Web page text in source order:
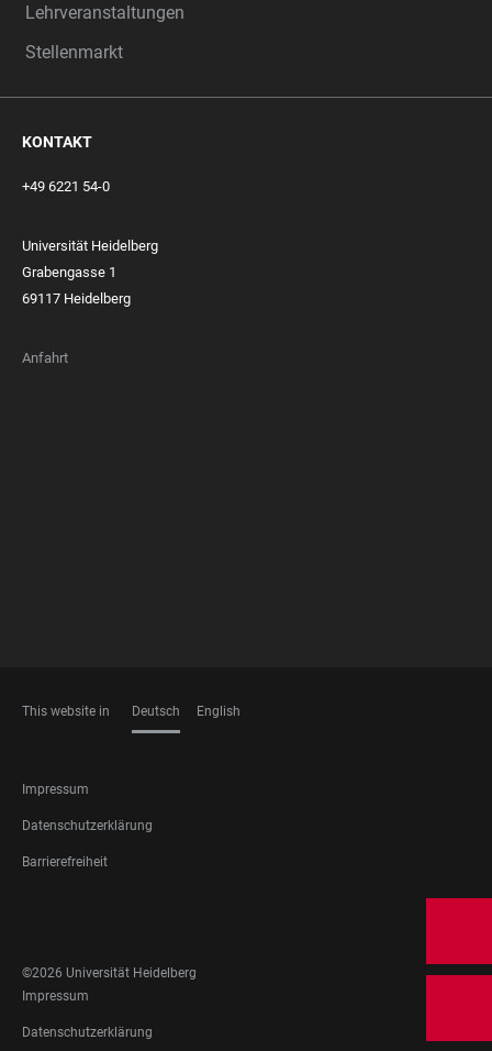
Lehrveranstaltungen
Stellenmarkt
KONTAKT
+49 6221 54-0
Universität Heidelberg
Grabengasse 1
69117 Heidelberg
Anfahrt
This website in Deutsch English
FOOTER
LEGAL
Impressum
Datenschutzerklärung
Barrierefreiheit
MEDIA
©2026 Universität Heidelberg
FOOTER
LEGAL
Impressum
Datenschutzerklärung